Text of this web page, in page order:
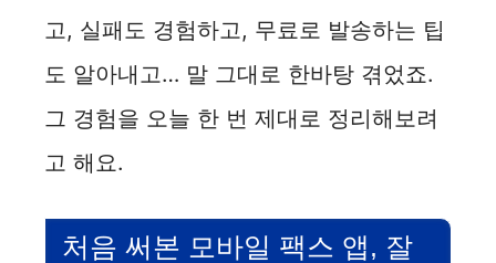
고, 실패도 경험하고, 무료로 발송하는 팁
도 알아내고… 말 그대로 한바탕 겪었죠.
그 경험을 오늘 한 번 제대로 정리해보려
고 해요.
처음 써본 모바일 팩스 앱, 잘